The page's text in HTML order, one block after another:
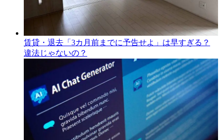
賃貸・退去「3カ月前までに予告せよ」は早すぎる？
違法じゃないの？